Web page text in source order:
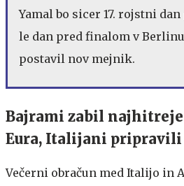
Yamal bo sicer 17. rojstni
le dan pred finalom v
postavil nov mejnik.
Bajrami zabil
Eura, Italijani pripravili
Večerni obračun med Italijo in